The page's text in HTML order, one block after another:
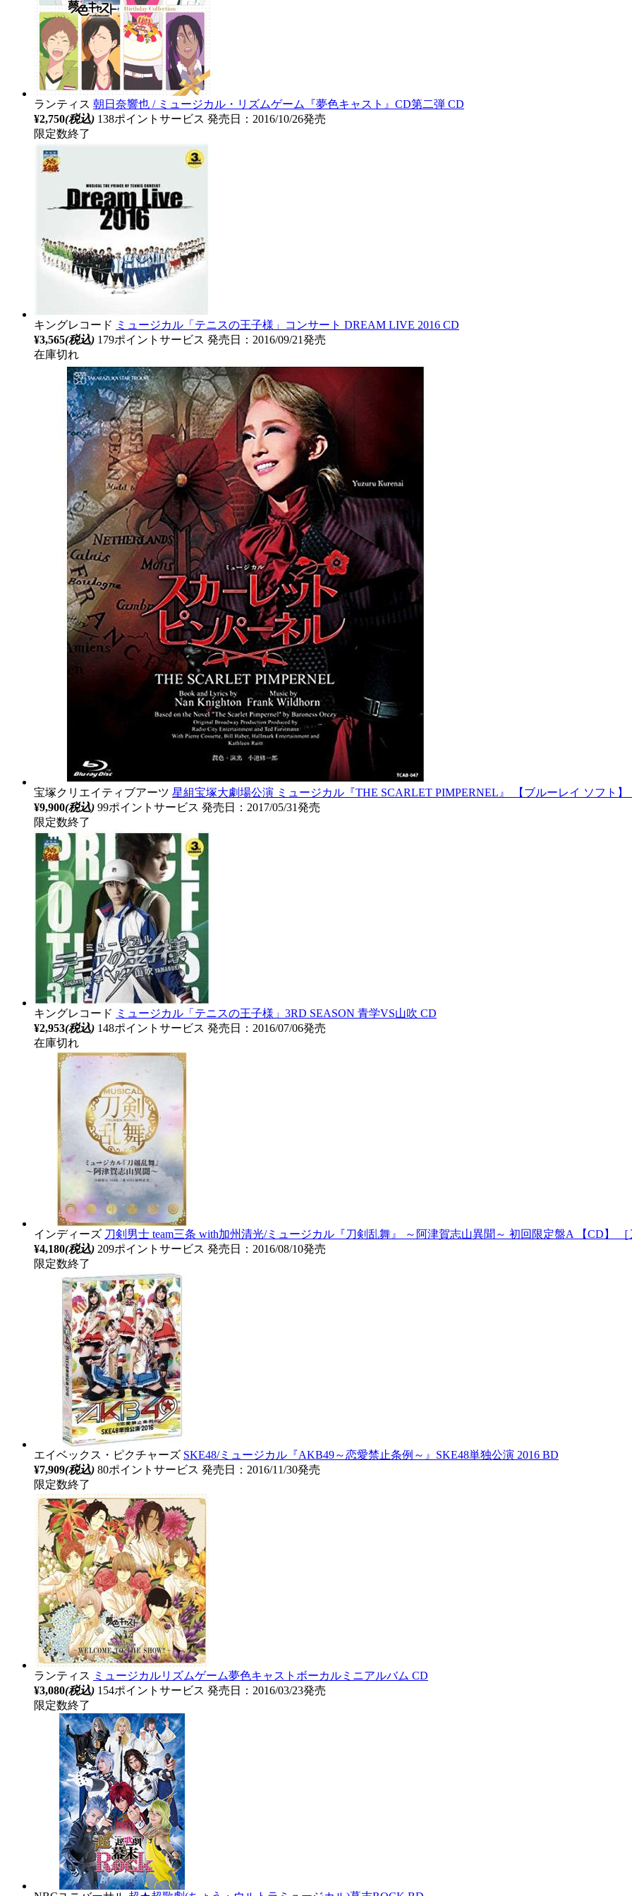
ランティス 朝日奈響也 / ミュージカル・リズムゲーム『夢色キャスト』CD第二弾 CD
¥2,750(税込) 138ポイントサービス 発売日：2016/10/26発売
限定数終了
キングレコード ミュージカル「テニスの王子様」コンサート DREAM LIVE 2016 CD
¥3,565(税込) 179ポイントサービス 発売日：2016/09/21発売
在庫切れ
宝塚クリエイティブアーツ 星組宝塚大劇場公演 ミュージカル『THE SCARLET PIMPERNEL』 【ブルーレイ ソフト】
¥9,900(税込) 99ポイントサービス 発売日：2017/05/31発売
限定数終了
キングレコード ミュージカル「テニスの王子様」3RD SEASON 青学VS山吹 CD
¥2,953(税込) 148ポイントサービス 発売日：2016/07/06発売
在庫切れ
インディーズ 刀剣男士 team三条 with加州清光/ミュージカル『刀剣乱舞』 ～阿津賀志山異聞～ 初回限定盤A 【CD】 ［
¥4,180(税込) 209ポイントサービス 発売日：2016/08/10発売
限定数終了
エイベックス・ピクチャーズ SKE48/ミュージカル『AKB49～恋愛禁止条例～』SKE48単独公演 2016 BD
¥7,909(税込) 80ポイントサービス 発売日：2016/11/30発売
限定数終了
ランティス ミュージカルリズムゲーム夢色キャストボーカルミニアルバム CD
¥3,080(税込) 154ポイントサービス 発売日：2016/03/23発売
限定数終了